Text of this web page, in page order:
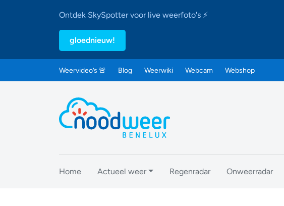
Ontdek SkySpotter voor live weerfoto's ⚡
gloednieuw!
Weervideo’s 🚨 Blog Weerwiki Webcam Webshop
Home Actueel weer Regenradar Onweerradar